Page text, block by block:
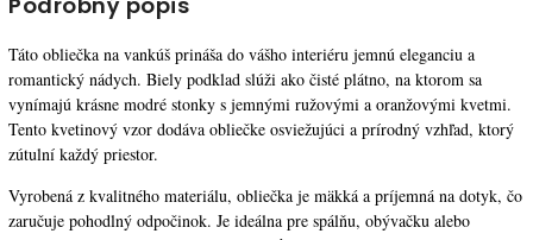
Táto obliečka na vankúš prináša do vášho interiéru jemnú eleganciu a
romantický nádych. Biely podklad slúži ako čisté plátno, na ktorom sa
vynímajú krásne modré stonky s jemnými ružovými a oranžovými kvetmi.
Tento kvetinový vzor dodáva obliečke osviežujúci a prírodný vzhľad, ktorý
zútulní každý priestor.
Vyrobená z kvalitného materiálu, obliečka je mäkká a príjemná na dotyk, čo
zaručuje pohodlný odpočinok. Je ideálna pre spálňu, obývačku alebo